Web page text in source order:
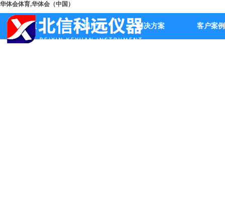
华体会体育,华体会（中国）
首页 公司产品 解决方案 客户案例